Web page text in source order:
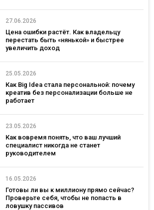
27.06.2026
Цена ошибки растёт. Как владельцу
перестать быть «нянькой» и быстрее
увеличить доход
25.05.2026
Как Big Idea стала персональной: почему
креатив без персонализации больше не
работает
23.05.2026
Как вовремя понять, что ваш лучший
специалист никогда не станет
руководителем
16.05.2026
Готовы ли вы к миллиону прямо сейчас?
Проверьте себя, чтобы не попасть в
ловушку пассивов